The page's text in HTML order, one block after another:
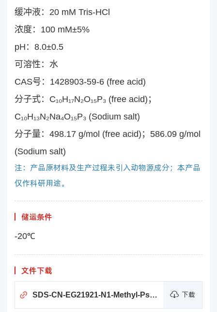
缓冲液：20 mM Tris-HCl
浓度：100 mM±5%
pH：8.0±0.5
可溶性：水
CAS号：1428903-59-6 (free acid)
分子式：C₁₀H₁₇N₂O₁₅P₃ (free acid)；
C₁₀H₁₃N₂Na₄O₁₅P₃ (Sodium salt)
分子量：498.17 g/mol (free acid)；586.09 g/mol
(Sodium salt)
注：产品原材料及生产过程未引入动物源成分；本产品
仅作科研用途。
储运条件
-20℃
文件下载
下载
SDS-CN-EG21921-N1-Methyl-Pseudo-UTP (100 mM)